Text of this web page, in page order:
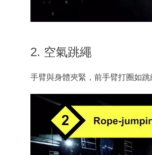
2. 空氣跳繩
手臂與身體夾緊，前手臂打圈如